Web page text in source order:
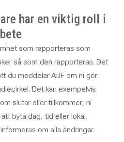
har en viktig roll i
som rapporteras som
så som den rapporteras. Det
du meddelar ABF om ni gör
Det kan exempelvis
slutar eller tillkommer, ni
byta dag, tid eller lokal.
om alla ändringar.